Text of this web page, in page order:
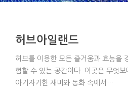
허브아일랜드
허브를 이용한 모든 즐거움과 효능을
험할 수 있는 공간이다. 이곳은 무엇보
아기자기한 재미와 동화 속에서…